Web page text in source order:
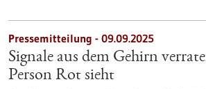
Pressemitteilung - 09.09.2025
Signale aus dem Gehirn
Person Rot sieht